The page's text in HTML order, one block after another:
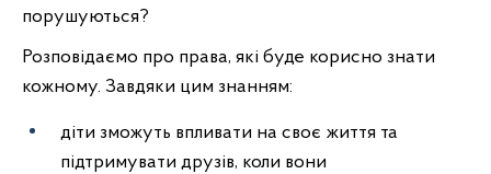
порушуються?
Розповідаємо про права, які буде корисно знати
кожному. Завдяки цим знанням:
діти зможуть впливати на своє життя та
підтримувати друзів, коли вони